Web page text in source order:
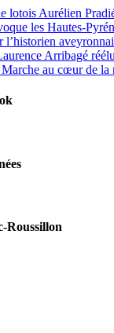
lotois Aurélien
les Hautes-
Arribagé
au cœur de
Roussillon